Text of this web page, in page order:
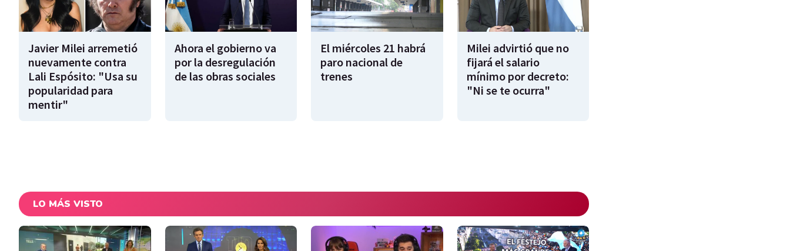
Javier Milei arremetió
nuevamente contra
Lali Espósito: "Usa su
popularidad para
mentir"
Ahora el gobierno va
por la desregulación
de las obras sociales
El miércoles 21 habrá
paro nacional de
trenes
Milei advirtió que no
fijará el salario
mínimo por decreto:
"Ni se te ocurra"
LO MÁS VISTO